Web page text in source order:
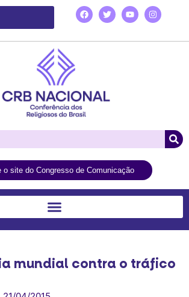
o site do Congresso de Comunicação
mundial contra o tráfico